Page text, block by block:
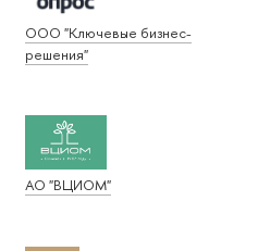
ООО "Ключевые бизнес-
решения"
АО "ВЦИОМ"